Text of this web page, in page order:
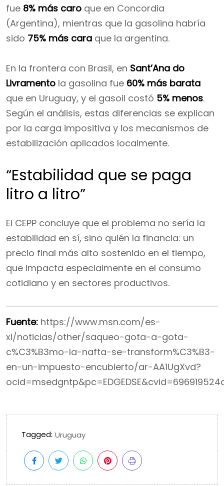
fue 8% más caro que en Concordia
(Argentina), mientras que la gasolina habría
sido 75% más cara que la argentina.
En la frontera con Brasil, en Sant’Ana do
Livramento la gasolina fue 60% más barata
que en Uruguay, y el gasoil costó 5% menos.
Según el análisis, estas diferencias se explican
por la carga impositiva y los mecanismos de
estabilización aplicados localmente.
“Estabilidad que se paga
litro a litro”
El CEPP concluye que el problema no sería la
estabilidad en sí, sino quién la financia: un
precio final más alto sostenido en el tiempo,
que impacta especialmente en el consumo
cotidiano y en sectores productivos.
Fuente: https://www.msn.com/es-
xl/noticias/other/saqueo-gota-a-gota-
c%C3%B3mo-la-nafta-se-transform%C3%B3-
en-un-impuesto-encubierto/ar-AA1UgXvd?
Tagged: Uruguay